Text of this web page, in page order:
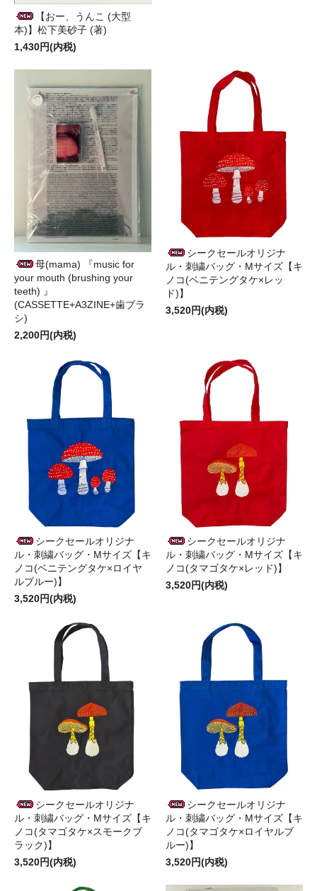
【おー、うんこ (大型
本)】松下美砂子 (著)
1,430円(内税)
母(mama) 『music for
your mouth (brushing your
teeth) 』
(CASSETTE+A3ZINE+歯ブラ
シ)
2,200円(内税)
シークセールオリジナ
ル・刺繍バッグ・Mサイズ【キ
ノコ(ベニテングタケ×レッ
ド)】
3,520円(内税)
シークセールオリジナ
ル・刺繍バッグ・Mサイズ【キ
ノコ(ベニテングタケ×ロイヤ
ルブルー)】
3,520円(内税)
シークセールオリジナ
ル・刺繍バッグ・Mサイズ【キ
ノコ(タマゴタケ×レッド)】
3,520円(内税)
シークセールオリジナ
ル・刺繍バッグ・Mサイズ【キ
ノコ(タマゴタケ×スモークブ
ラック)】
3,520円(内税)
シークセールオリジナ
ル・刺繍バッグ・Mサイズ【キ
ノコ(タマゴタケ×ロイヤルブ
ルー)】
3,520円(内税)